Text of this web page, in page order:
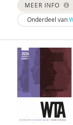
Dieuwke
Marieke
MEER INFO
Onderdeel van